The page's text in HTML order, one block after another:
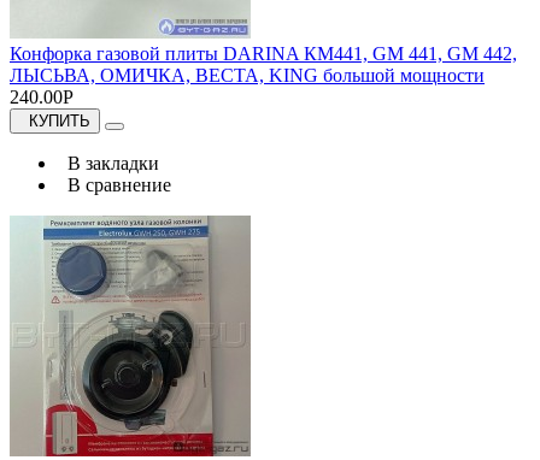
Конфорка газовой плиты DARINA КМ441, GM 441, GM 442,
ЛЫСЬВА, ОМИЧКА, ВЕСТА, KING большой мощности
240.00Р
КУПИТЬ
В закладки
В сравнение